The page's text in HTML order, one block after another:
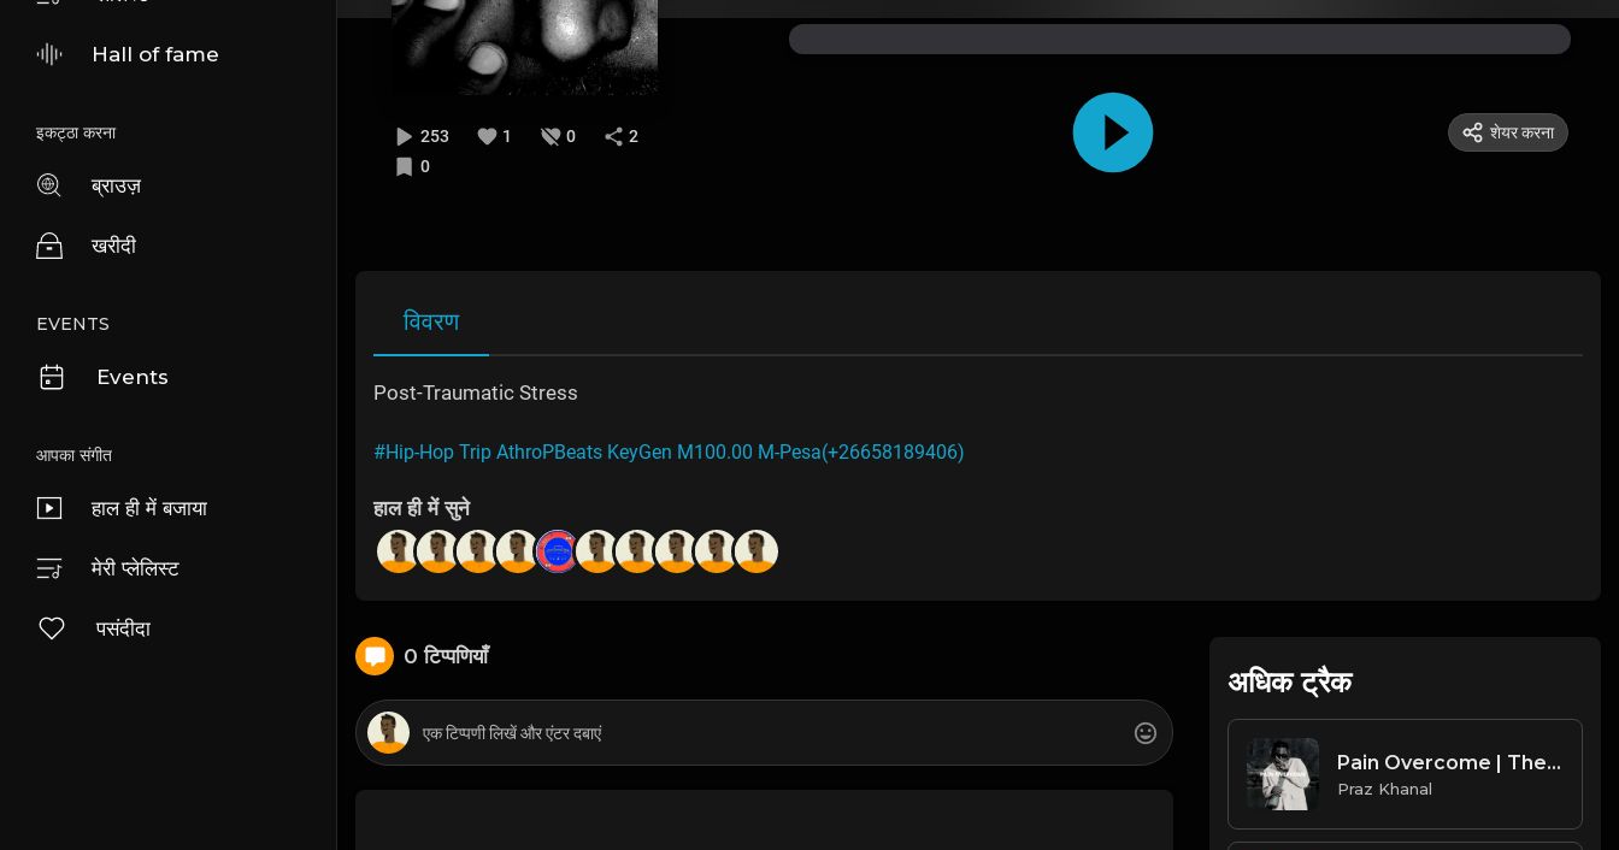
Hall of fame
इकट्ठा करना
ब्राउज़
खरीदी
EVENTS
Events
आपका संगीत
हाल ही में बजाया
मेरी प्लेलिस्ट
पसंदीदा
253 1 0
2
0
शेयर करना
विवरण
Post-Traumatic Stress
#Hip-Hop Trip AthroPBeats KeyGen M100.00 M-Pesa(+26658189406)
हाल ही में सुने
0 टिप्पणियाँ
अधिक ट्रैक
Pain Overcome | The Kid Laroi Type Beat [Copyright Free Music]
Praz Khanal